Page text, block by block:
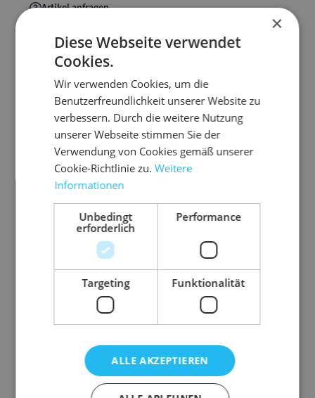
Artikel anfragen
Artikelinformationen
Der Klassiker, neutral und extra preisgünstig
braun
universell einsetzbar
mit Papierhenkel
auf Wunsch mit Ihrem Firmeneindruck
Nutzmaß
220 mm x 100 mm x
360 mm (L x B x H)
Ausführung
Tragetaschen
Belastbarkeit
70g/m²
braun
Material
Papier
Qualität
70 g/m²
×
Diese Webseite verwendet
Cookies.
Wir verwenden Cookies, um die
Benutzerfreundlichkeit unserer Website zu
verbessern. Durch die weitere Nutzung
unserer Webseite stimmen Sie der
Verwendung von Cookies gemäß unserer
Cookie-Richtlinie zu.Weitere
Informationen
Unbedingt
erforderlich
Performance
Targeting Funktionalität
ALLE AKZEPTIEREN